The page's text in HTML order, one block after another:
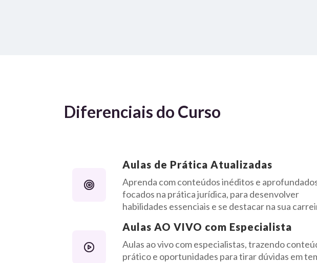
Diferenciais do Curso
Aulas de Prática Atualizadas
Aprenda com conteúdos inéditos e
focados na prática jurídica, para desenvolver
habilidades essenciais e se destacar na sua
Aulas AO VIVO com Especialista
Aulas ao vivo com especialistas, trazendo
prático e oportunidades para tirar dúvidas em